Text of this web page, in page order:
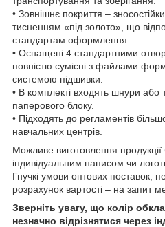
• Зовнішнє покриття –
тисненням «під золото», що
стандартам оформлення.
• Оснащені 4 стандартними
повністю сумісні з файлами
системою підшивки.
• В комплекті входять шнури або
паперового блоку.
• Підходять до регламентів
навчальних центрів.
Можливе виготовлення
індивідуальним написом чи
Гнучкі умови оптових поставок,
розрахунок вартості – на запит
Зверніть увагу, що колір
незначно відрізнятися через